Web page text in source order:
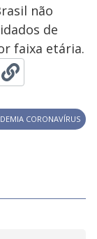
não
de
faixa etária.
CORONAVÍRUS